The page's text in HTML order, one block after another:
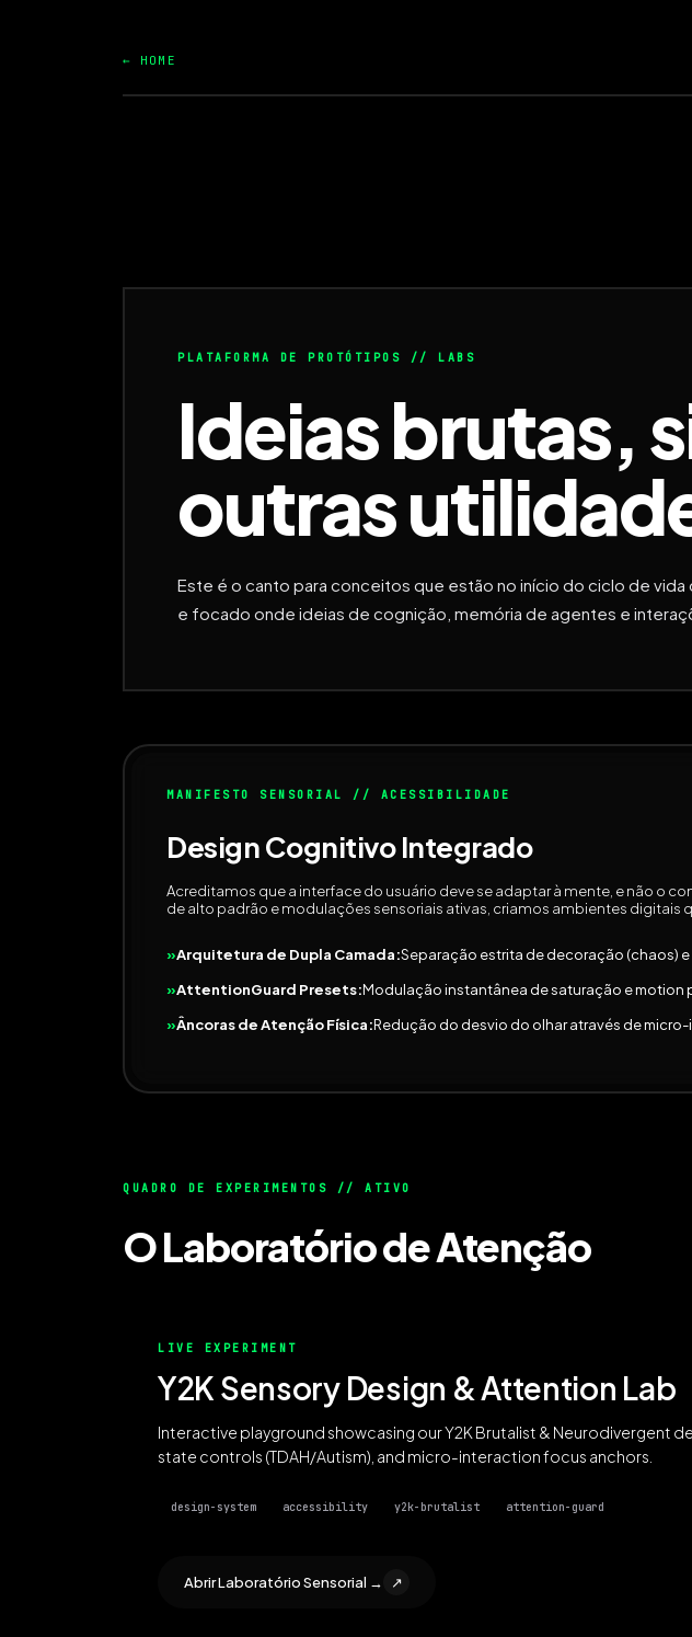
← HOME
PLATAFORMA DE PROTÓTIPOS // LABS
Ideias brutas,
outras
Este é o canto para conceitos que estão no início do ciclo de
e focado onde ideias de cognição, memória de agentes e
MANIFESTO SENSORIAL // ACESSIBILIDADE
Design Cognitivo Integrado
Acreditamos que a interface do usuário deve se adaptar à mente, e não o
de alto padrão e modulações sensoriais ativas, criamos ambientes digitais
Arquitetura de Dupla Camada:Separação estrita de decoração (chaos)
AttentionGuard Presets:Modulação instantânea de saturação e motion
Âncoras de Atenção Física:Redução do desvio do olhar através de micro-
QUADRO DE EXPERIMENTOS // ATIVO
O Laboratório de Atenção
LIVE EXPERIMENT
Y2K Sensory Design & Attention Lab
Interactive playground showcasing our Y2K Brutalist & Neurodivergent
state controls (TDAH/Autism), and micro-interaction focus anchors.
design-system accessibility y2k-brutalist attention-guard
Abrir Laboratório Sensorial → ↗